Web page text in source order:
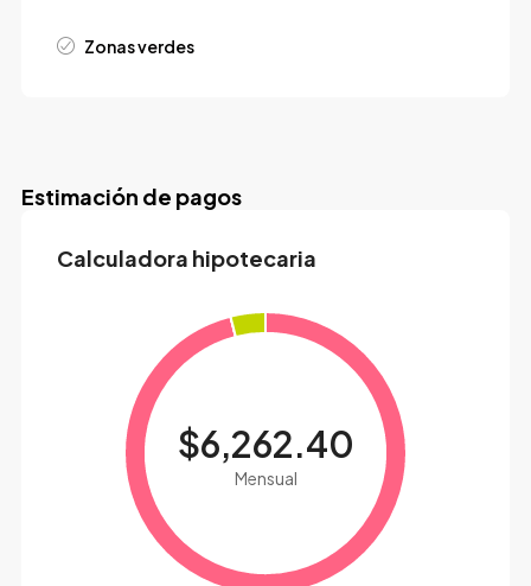
Zonas verdes
Estimación de pagos
Calculadora hipotecaria
$6,262.40
Mensual